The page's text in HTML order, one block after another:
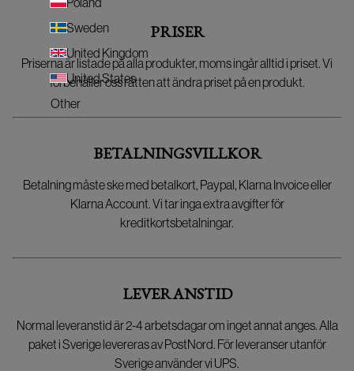
PRISER
Priserna är listade på alla produkter, moms ingår alltid i priset. Vi
förbehåller oss rätten att ändra priset på en produkt.
BETALNINGSVILLKOR
Betalning måste ske med betalkort, Paypal, Klarna Invoice eller
Klarna Account. Vi tar inga extra avgifter för
kreditkortsbetalningar.
LEVERANSTID
Normal leveranstid är 2-4 arbetsdagar om inget annat anges. Alla
paket i Sverige levereras av PostNord. För leveranser utanför
Sverige använder vi UPS.
Sweden
United Kingdom
United States
Other